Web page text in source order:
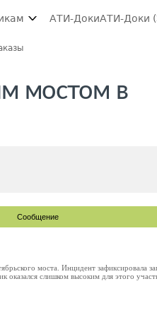
АТИ-ДокиАТИ-Доки
мостом в
Сообщение
моста. Инцидент зафиксировала
оказался слишком высоким для этого